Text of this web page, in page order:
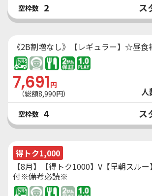
空枠数 2 ス
《2B割増なし》【レギュラー】☆昼
7,691円
（総額8,990円） 人
空枠数 4 ス
得トク1,000
【8月】【得トク1000】V【早朝スル
付※備考必読※